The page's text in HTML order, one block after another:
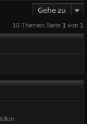
Gehe zu
10 Themen Seite 1 von 1